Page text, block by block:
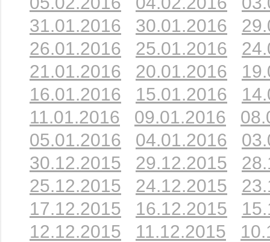
31.01.2016
30.01.2016
26.01.2016
25.01.2016
21.01.2016
20.01.2016
16.01.2016
15.01.2016
11.01.2016
09.01.2016
05.01.2016
04.01.2016
30.12.2015
29.12.2015
25.12.2015
24.12.2015
17.12.2015
16.12.2015
12.12.2015
11.12.2015